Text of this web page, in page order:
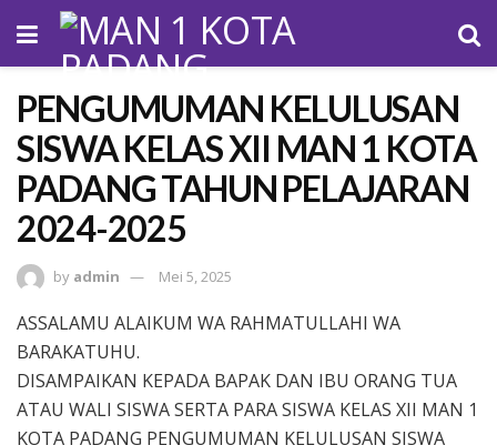
PENGUMUMAN KELULUSAN
SISWA KELAS XII MAN 1 KOTA
PADANG TAHUN PELAJARAN
2024-2025
by admin Mei 5, 2025
ASSALAMU ALAIKUM WA RAHMATULLAHI WA
BARAKATUHU.
DISAMPAIKAN KEPADA BAPAK DAN IBU ORANG TUA
ATAU WALI SISWA SERTA PARA SISWA KELAS XII MAN 1
KOTA PADANG PENGUMUMAN KELULUSAN SISWA